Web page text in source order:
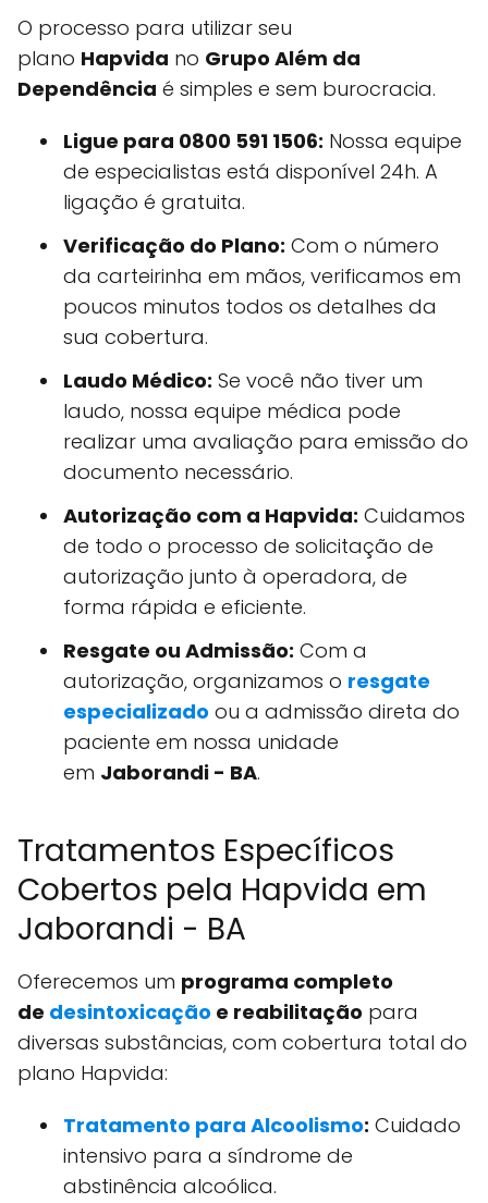
O processo para utilizar seu
plano Hapvida no Grupo Além da
Dependência é simples e sem burocracia.
Ligue para 0800 591 1506: Nossa equipe
de especialistas está disponível 24h. A
ligação é gratuita.
Verificação do Plano: Com o número
da carteirinha em mãos, verificamos em
poucos minutos todos os detalhes da
sua cobertura.
Laudo Médico: Se você não tiver um
laudo, nossa equipe médica pode
realizar uma avaliação para emissão do
documento necessário.
Autorização com a Hapvida: Cuidamos
de todo o processo de solicitação de
autorização junto à operadora, de
forma rápida e eficiente.
Resgate ou Admissão: Com a
autorização, organizamos o resgate
especializado ou a admissão direta do
paciente em nossa unidade
em Jaborandi - BA.
Tratamentos Específicos
Cobertos pela Hapvida em
Jaborandi - BA
Oferecemos um programa completo
de desintoxicação e reabilitação para
diversas substâncias, com cobertura total do
plano Hapvida:
Tratamento para Alcoolismo: Cuidado
intensivo para a síndrome de
abstinência alcoólica.